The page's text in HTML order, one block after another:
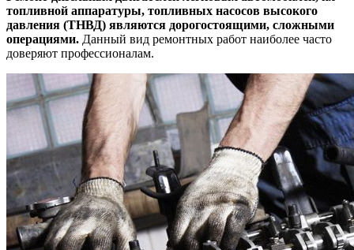
топливной аппаратуры, топливных насосов высокого
давления (ТНВД) являются дорогостоящими, сложными
операциями. Данный вид ремонтных работ наиболее часто
доверяют профессионалам.